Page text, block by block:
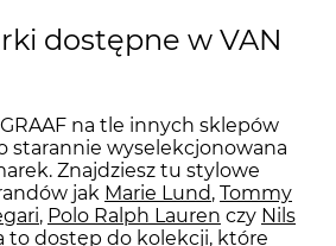
dostępne w VAN
na tle innych sklepów
starannie wyselekcjonowana
Znajdziesz tu stylowe
jak Marie Lund, Tommy
, Polo Ralph Lauren czy Nils
to dostęp do kolekcji, które